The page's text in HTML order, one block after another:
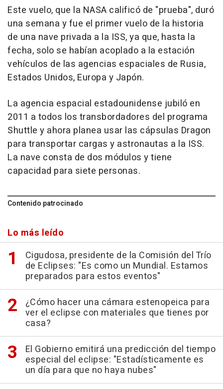
Este vuelo, que la NASA calificó de "prueba", duró
una semana y fue el primer vuelo de la historia
de una nave privada a la ISS, ya que, hasta la
fecha, solo se habían acoplado a la estación
vehículos de las agencias espaciales de Rusia,
Estados Unidos, Europa y Japón.
La agencia espacial estadounidense jubiló en
2011 a todos los transbordadores del programa
Shuttle y ahora planea usar las cápsulas Dragon
para transportar cargas y astronautas a la ISS.
La nave consta de dos módulos y tiene
capacidad para siete personas.
Contenido patrocinado
Lo más leído
Cigudosa, presidente de la Comisión del Trío
de Eclipses: "Es como un Mundial. Estamos
preparados para estos eventos"
¿Cómo hacer una cámara estenopeica para
ver el eclipse con materiales que tienes por
casa?
El Gobierno emitirá una predicción del tiempo
especial del eclipse: "Estadísticamente es
un día para que no haya nubes"